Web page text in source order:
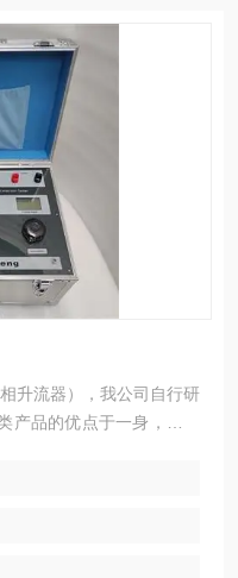
升流器），我公司自行研
产品的优点于一身，采用
率铁芯制作的变流器，具
气开关，开关柜，断路